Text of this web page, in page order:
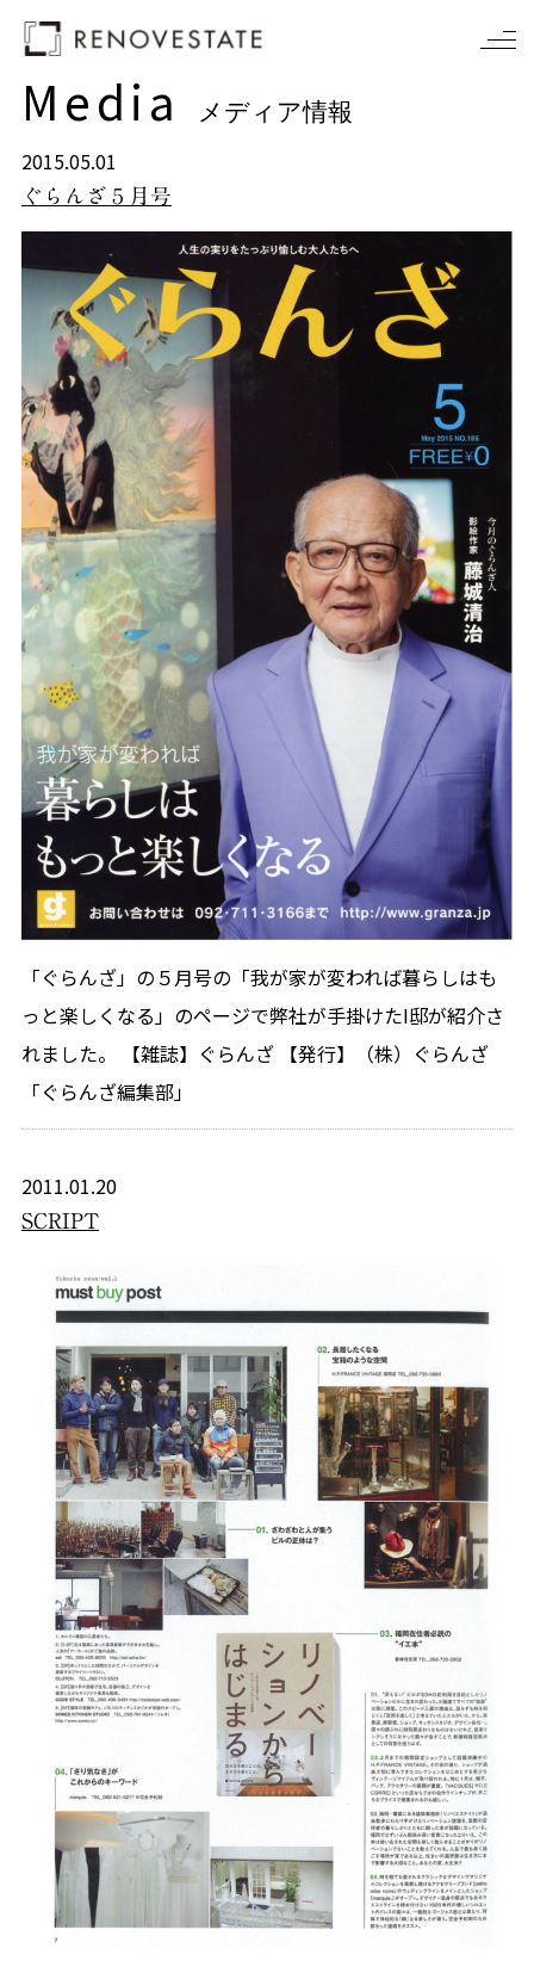
Media メディア情報
2015.05.01
ぐらんざ５月号
「ぐらんざ」の５月号の「我が家が変われば暮らしはも
っと楽しくなる」のページで弊社が手掛けたI邸が紹介さ
れました。 【雑誌】ぐらんざ 【発行】（株）ぐらんざ
「ぐらんざ編集部」
2011.01.20
SCRIPT